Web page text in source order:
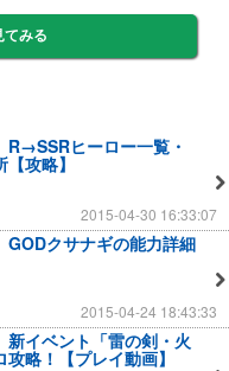
みる
R→SSRヒーロー一覧・
攻略】
2015-04-30 16:33:07
GODクサナギの能力詳細
2015-04-24 18:43:33
新イベント「雷の剣・火
略！【プレイ動画】